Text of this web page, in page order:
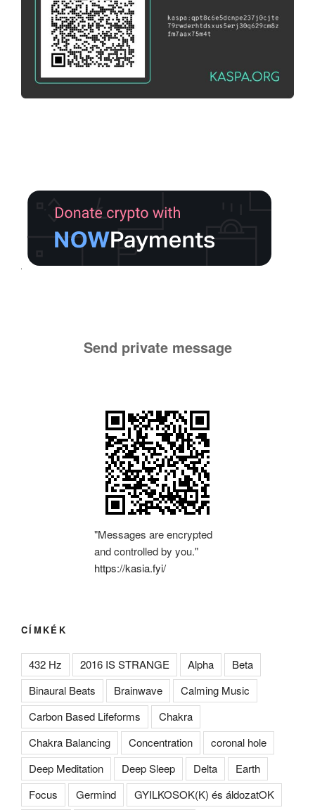
Send private message
"Messages are encrypted
and controlled by you."
https://kasia.fyi/
CÍMKÉK
432 Hz 2016 IS STRANGE Alpha
Beta
Binaural Beats
Brainwave
Calming Music
Carbon Based Lifeforms
Chakra
Chakra Balancing
Concentration
coronal hole
Deep Meditation
Deep Sleep Delta
Earth
Focus
Germind GYILKOSOK(K) és áldozatOK